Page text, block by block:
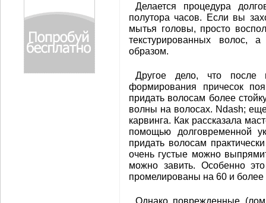
Делается процедура
полутора часов. Если вы
мытья головы, просто
текстурированных волос,
образом.
Другое дело, что после
формирования причесок
придать волосам более
волны на волосах. Ndash;
карвинга. Как рассказала
помощью долговременной
придать волосам
очень густые можно
можно завить. Особенно
промелированы на 60 и более
Однако поврежденные